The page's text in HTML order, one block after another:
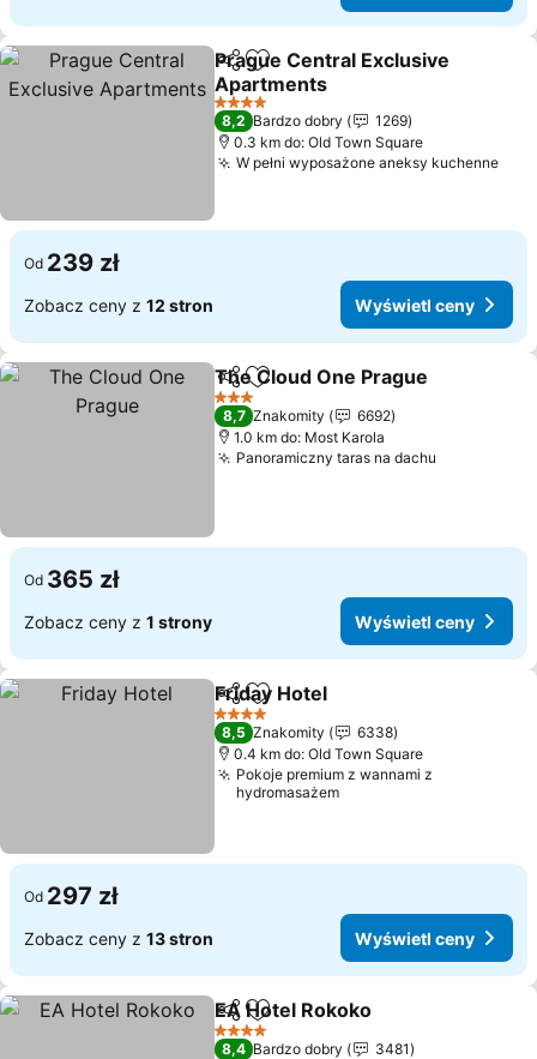
Udostępnij
Dodaj do ulubionych
Prague Central Exclusive
Apartments
4 Kategoria
8,2 Bardzo dobry
1269
0.3 km do: Old Town Square
W pełni wyposażone aneksy kuchenne
Od 239 zł
Zobacz ceny z 12 stron Wyświetl ceny
Udostępnij
Dodaj do ulubionych
The Cloud One Prague
3 Kategoria
8,7 Znakomity
6692
1.0 km do: Most Karola
Panoramiczny taras na dachu
Od 365 zł
Zobacz ceny z 1 strony Wyświetl ceny
Udostępnij
Dodaj do ulubionych
Friday Hotel
4 Kategoria
8,5 Znakomity
6338
0.4 km do: Old Town Square
Pokoje premium z wannami z
hydromasażem
Od 297 zł
Zobacz ceny z 13 stron Wyświetl ceny
Udostępnij
Dodaj do ulubionych
EA Hotel Rokoko
4 Kategoria
8,4 Bardzo dobry
3481